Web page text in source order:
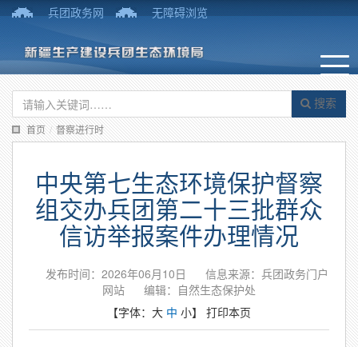
兵团政务网 无障碍浏览
搜索
首页 / 督察进行时
中央第七生态环境保护督察
组交办兵团第二十三批群众
信访举报案件办理情况
发布时间：2026年06月10日
信息来源：兵团政务门户
网站
编辑：自然生态保护处
【字体： 大 中 小】 打印本页